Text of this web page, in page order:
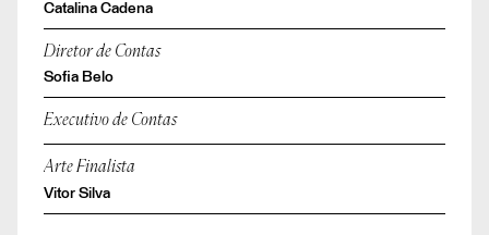
Catalina Cadena
Diretor de Contas
Sofia Belo
Executivo de Contas
Arte Finalista
Vitor Silva